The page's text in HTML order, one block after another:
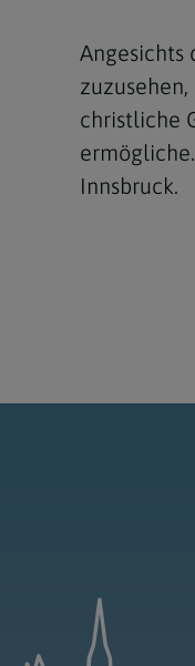
Angesichts
christliche
Innsbruck.